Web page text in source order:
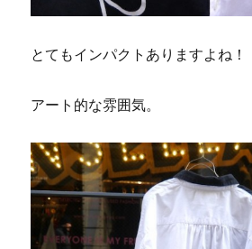
とてもインパクトありますよね！
アート的な雰囲気。